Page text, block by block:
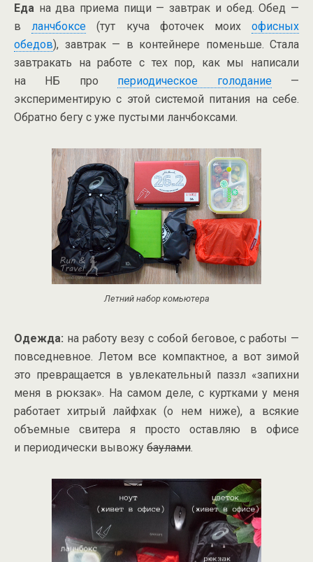
Еда на два приема пищи — завтрак и обед. Обед —
вланчбоксе (тут куча фоточек моихофисных
обедов), завтрак — в контейнере поменьше. Стала
завтракать на работе с тех пор, как мы написали
на НБ про периодическое голодание—
экспериментирую с этой системой питания на себе.
Обратно бегу с уже пустыми ланчбоксами.
Летний набор комьютера
Одежда: на работу везу с собой беговое, с работы —
повседневное. Летом все компактное, а вот зимой
это превращается в увлекательный паззл «запихни
меня в рюкзак». На самом деле, с куртками у меня
работает хитрый лайфхак (о нем ниже), а всякие
объемные свитера я просто оставляю в офисе
и периодически вывожу баулами.